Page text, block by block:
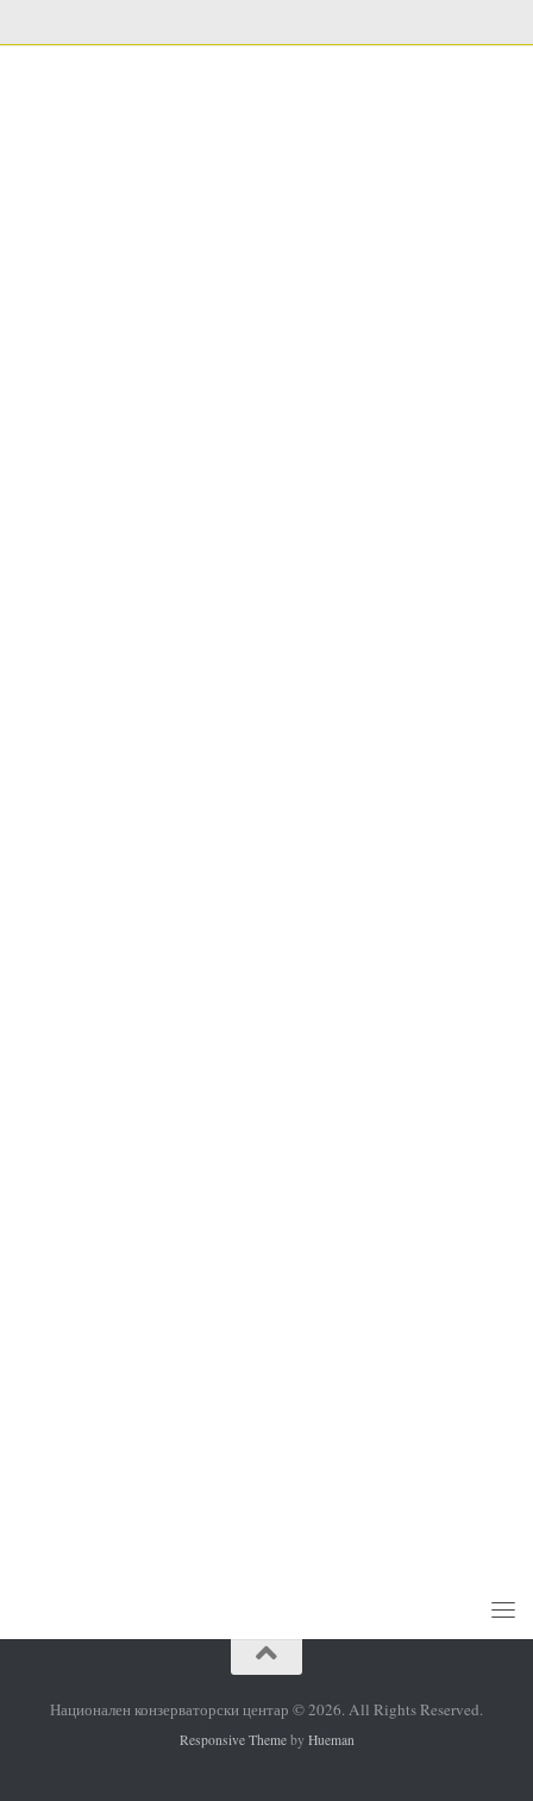
Национален конзерваторски центар © 2026. All Rights Reserved.
Responsive Themeby Hueman